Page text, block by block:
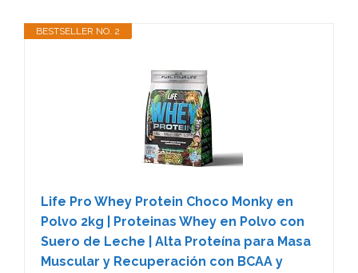
BESTSELLER NO. 2
Life Pro Whey Protein Choco Monky en
Polvo 2kg | Proteinas Whey en Polvo con
Suero de Leche | Alta Proteína para Masa
Muscular y Recuperación con BCAA y